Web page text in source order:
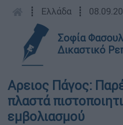
┋ Ελλάδα ┋
Σοφία
Δικαστικό
Αρειος Πάγος:
πλαστά
εμβολιασμού